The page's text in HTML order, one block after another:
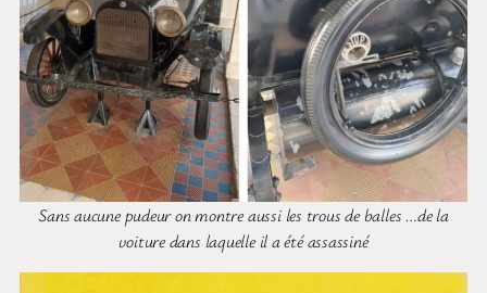
Sans aucune pudeur on montre aussi les trous de balles …de la
voiture dans laquelle il a été assassiné